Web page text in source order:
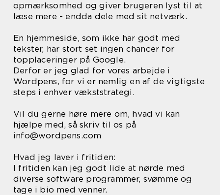
opmærksomhed og giver brugeren lyst til at
læse mere - endda dele med sit netværk.
En hjemmeside, som ikke har godt med
tekster, har stort set ingen chancer for
topplaceringer på Google.
Derfor er jeg glad for vores arbejde i
Wordpens, for vi er nemlig en af de vigtigste
steps i enhver vækststrategi.
Vil du gerne høre mere om, hvad vi kan
hjælpe med, så skriv til os på
info@wordpens.com
Hvad jeg laver i fritiden:
I fritiden kan jeg godt lide at nørde med
diverse software programmer, svømme og
tage i bio med venner.